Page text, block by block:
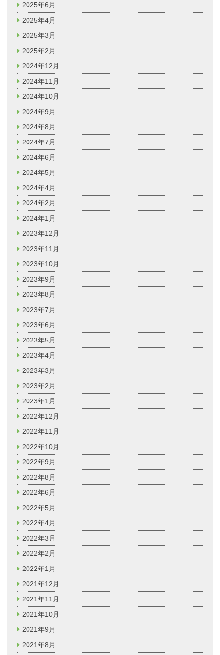
2025年6月
2025年4月
2025年3月
2025年2月
2024年12月
2024年11月
2024年10月
2024年9月
2024年8月
2024年7月
2024年6月
2024年5月
2024年4月
2024年2月
2024年1月
2023年12月
2023年11月
2023年10月
2023年9月
2023年8月
2023年7月
2023年6月
2023年5月
2023年4月
2023年3月
2023年2月
2023年1月
2022年12月
2022年11月
2022年10月
2022年9月
2022年8月
2022年6月
2022年5月
2022年4月
2022年3月
2022年2月
2022年1月
2021年12月
2021年11月
2021年10月
2021年9月
2021年8月